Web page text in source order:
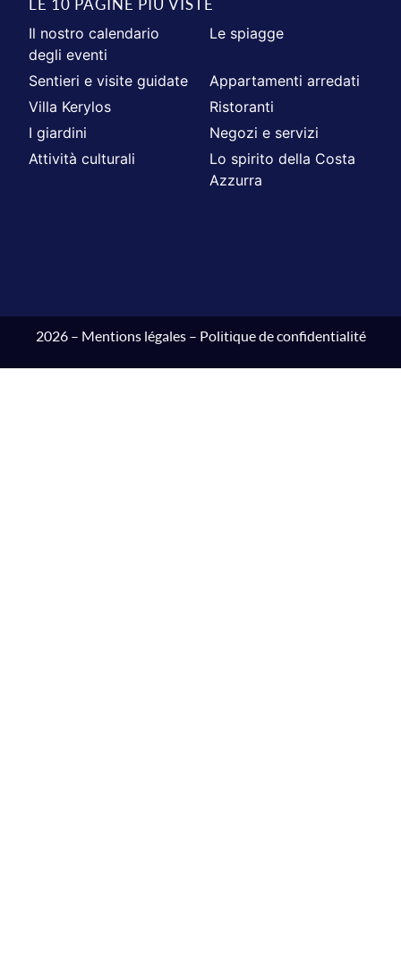
Il nostro calendario
degli eventi
Le spiagge
Sentieri e visite guidate
Appartamenti arredati
Villa Kerylos
Ristoranti
I giardini
Negozi e servizi
Attività culturali
Lo spirito della Costa
Azzurra
2026 – Mentions légales– Politique de confidentialité